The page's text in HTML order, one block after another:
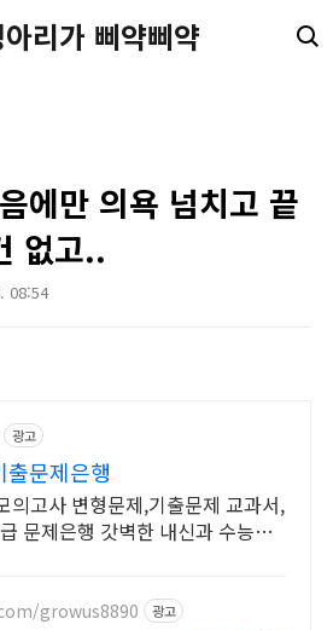
리가 삐약삐약
에만 의욕 넘치고 끝
없고..
08:54
광고
출문제은행
의고사 변형문제,기출문제 교과서,
문제은행 갓벽한 내신과 수능대
growus8890 광고